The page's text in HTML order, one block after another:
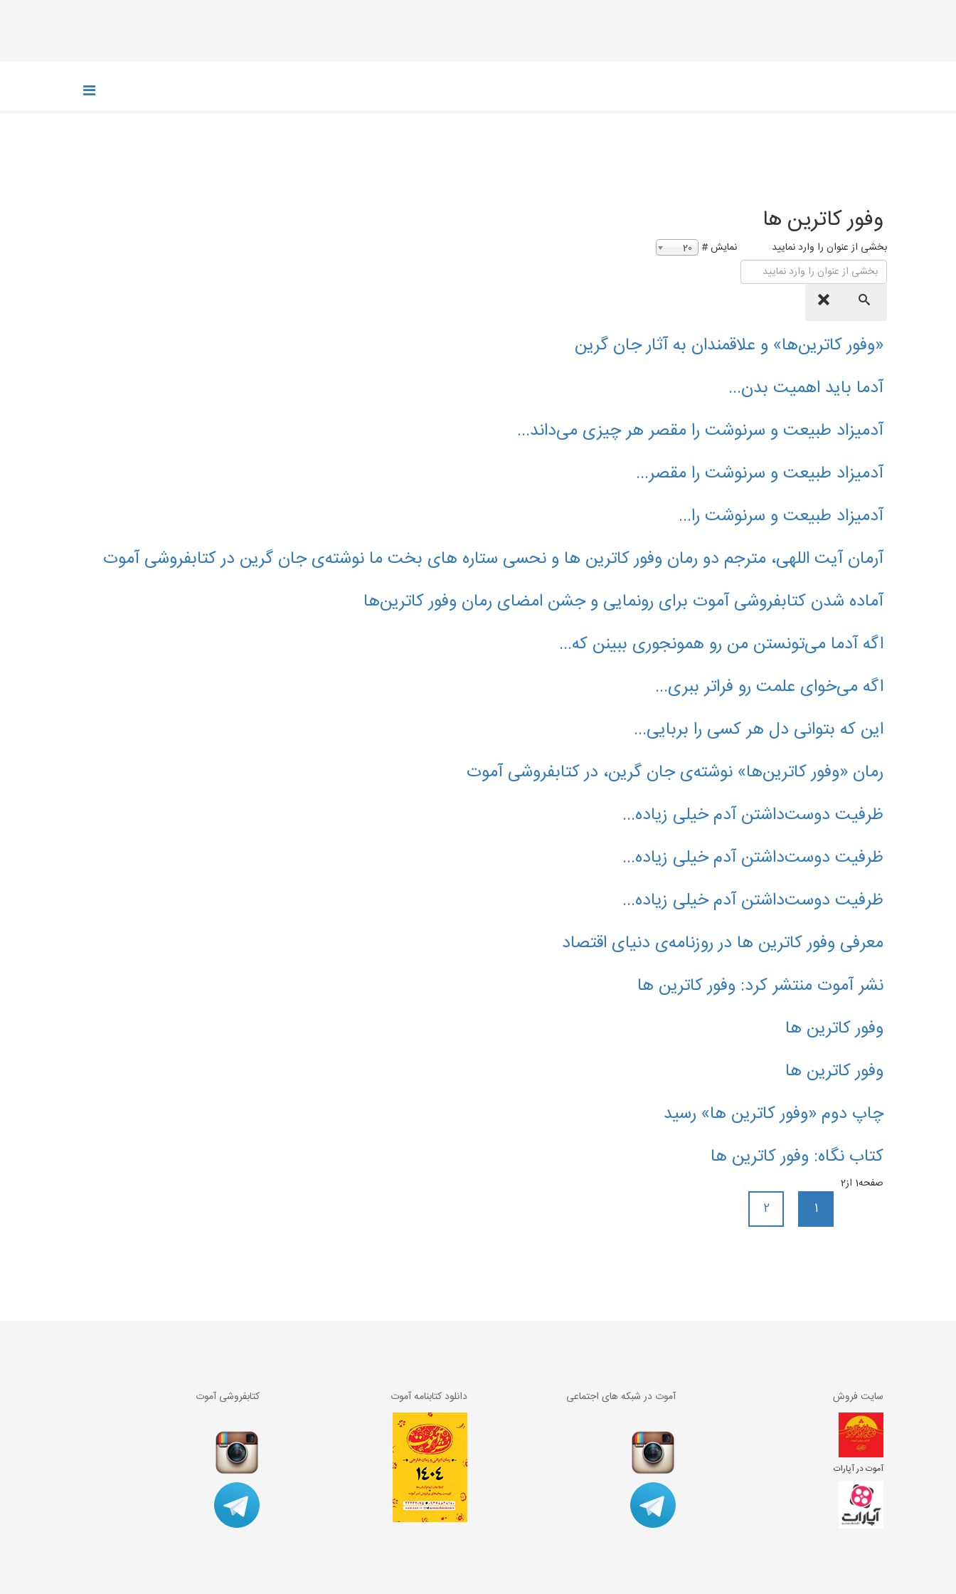
وفور کاترین ها
بخشی از عنوان را وارد نمایید نمایش # 20
«وفور کاترین‌ها» و علاقمندان به آثار جان گرین
آدما باید اهمیت بدن...
آدمیزاد طبیعت و سرنوشت را مقصر هر چیزی می‌داند...
آدمیزاد طبیعت و سرنوشت را مقصر...
آدمیزاد طبیعت و سرنوشت را...
آرمان آیت اللهی، مترجم دو رمان وفور کاترین ها و نحسی ستاره های بخت ما نوشته‌ی جان گرین در کتابفروشی آموت
آماده شدن کتابفروشی آموت برای رونمایی و جشن امضای رمان وفور کاترین‌ها
اگه آدما می‌تونستن من رو همونجوری ببینن که...
اگه می‌خوای علمت رو فراتر ببری...
این که بتوانی دل هر کسی را بربایی...
رمان «وفور کاترین‌ها» نوشته‌ی جان گرین، در کتابفروشی آموت
ظرفیت دوست‌داشتن آدم خیلی زیاده...
ظرفیت دوست‌داشتن آدم خیلی زیاده...
ظرفیت دوست‌داشتن آدم خیلی زیاده...
معرفی وفور کاترین ها در روزنامه‌ی دنیای اقتصاد
نشر آموت منتشر کرد: وفور کاترین ها
وفور کاترین ها
وفور کاترین ها
چاپ دوم «وفور کاترین ها» رسید
کتاب نگاه: وفور کاترین ها
صفحه1 از2
1
2
سایت فروش
آموت در آپارات
آموت در شبکه های اجتماعی دانلود کتابنامه آموت کتابفروشی آموت